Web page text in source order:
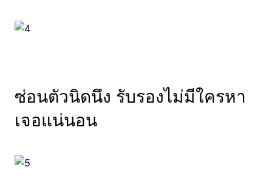
ซ่อนตัวนิดนึง รับรองไม่มีใครหา
เจอแน่นอน